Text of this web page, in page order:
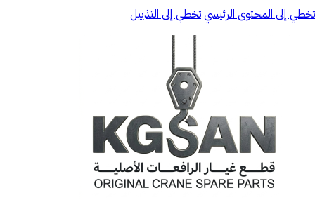
تخطي إلى المحتوى الرئيسيتخطي إلى التذييل